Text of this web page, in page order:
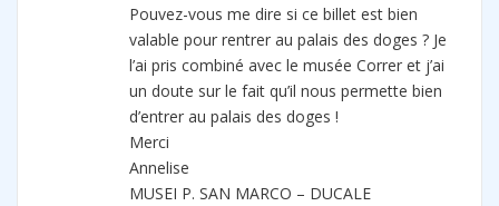
Pouvez-vous me dire si ce billet est bien
valable pour rentrer au palais des doges ? Je
l’ai pris combiné avec le musée Correr et j’ai
un doute sur le fait qu’il nous permette bien
d’entrer au palais des doges !
Merci
Annelise
MUSEI P. SAN MARCO – DUCALE